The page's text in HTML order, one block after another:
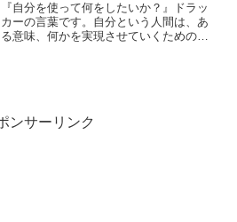
『自分を使って何をしたいか？』ドラッ
カーの言葉です。自分という人間は、あ
る意味、何かを実現させていくための、
ンサーリンク